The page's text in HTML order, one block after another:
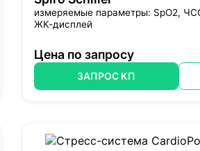
измеряемые параметры: SpO2,
ЖК-дисплей
Цена по запросу
ЗАПРОС КП